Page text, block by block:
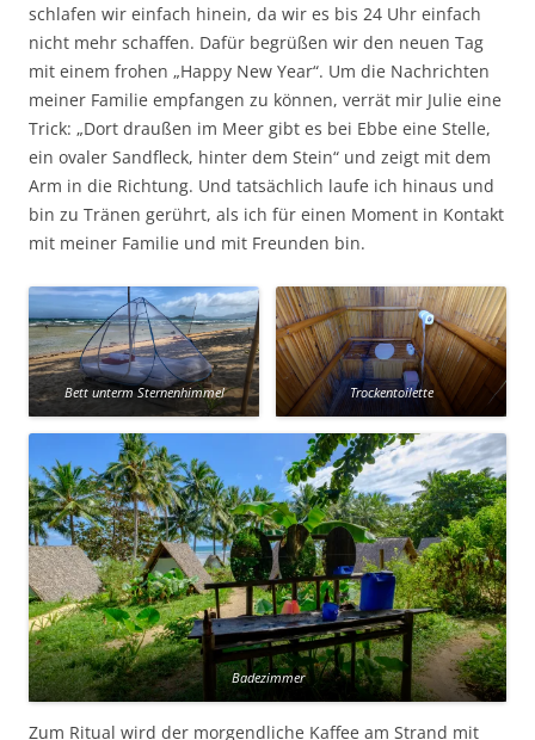
schlafen wir einfach hinein, da wir es bis 24 Uhr einfach
nicht mehr schaffen. Dafür begrüßen wir den neuen Tag
mit einem frohen „Happy New Year“. Um die Nachrichten
meiner Familie empfangen zu können, verrät mir Julie eine
Trick: „Dort draußen im Meer gibt es bei Ebbe eine Stelle,
ein ovaler Sandfleck, hinter dem Stein“ und zeigt mit dem
Arm in die Richtung. Und tatsächlich laufe ich hinaus und
bin zu Tränen gerührt, als ich für einen Moment in Kontakt
mit meiner Familie und mit Freunden bin.
Bett unterm Sternenhimmel Trockentoilette
Badezimmer
Zum Ritual wird der morgendliche Kaffee am Strand mit